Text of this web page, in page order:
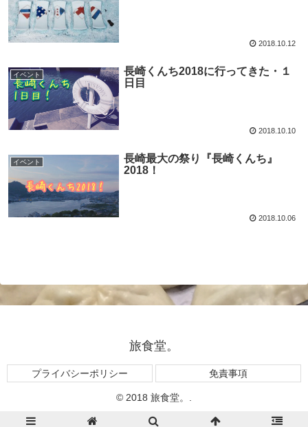
2018.10.12
イベント
長崎くんち2018に行ってきた・１
日目
2018.10.10
イベント
長崎最大の祭り『長崎くんち』
2018！
2018.10.06
旅食堂。
プライバシーポリシー 免責事項
© 2018 旅食堂。.